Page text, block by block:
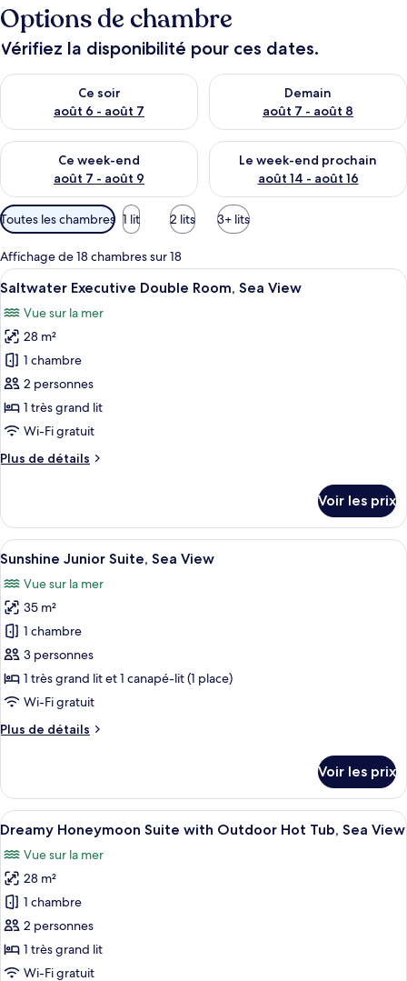
r
s
Options de chambre
Vérifiez la disponibilité pour ces dates.
Ce soir
août 6 - août 7
Vérifier la disponibilité pour ce soir août 6 - août 7
Demain
août 7 - août 8
Vérifier la disponibilité pour
Ce week-end
août 7 - août 9
Vérifier la disponibilité pour ce week-end août 7 - août 9
Le week-end prochain
août 14 - août 16
Vérifier la disponibilité pour
Filtres
disponibles
pour
les
chambres
Toutes les chambres 1 lit 2 lits 3+ lits
Affichage de 18 chambres sur 18
Afficher
toutes
les
photos
pour
ce
type
de
chambre :
Saltwater
Room,
Sea
View
Une chambre d’hôtel moderne
8
Saltwater Executive Double Room, Sea View
Vue sur la mer
28 m²
1 chambre
2 personnes
1 très grand lit
Wi-Fi gratuit
Plus de détails
Plus
le
type
de
Saltwater
Executive
Double
Room,
Sea
View
Voir les prix
Afficher
toutes
les
photos
pour
ce
type
de
chambre :
Sunshine
Sea
View
Une chambre moderne avec un
15
Sunshine Junior Suite, Sea View
Vue sur la mer
35 m²
1 chambre
3 personnes
1 très grand lit et 1 canapé-lit (1 place)
Wi-Fi gratuit
Plus de détails
Plus
le
type
de
chambre
Sunshine
Junior
Suite,
Sea
View
Voir les prix
Afficher
toutes
les
photos
pour
ce
type
de
Une chambre avec un mur en
14
Dreamy Honeymoon Suite with Outdoor Hot Tub, Sea View
Vue sur la mer
28 m²
1 chambre
2 personnes
1 très grand lit
Wi-Fi gratuit